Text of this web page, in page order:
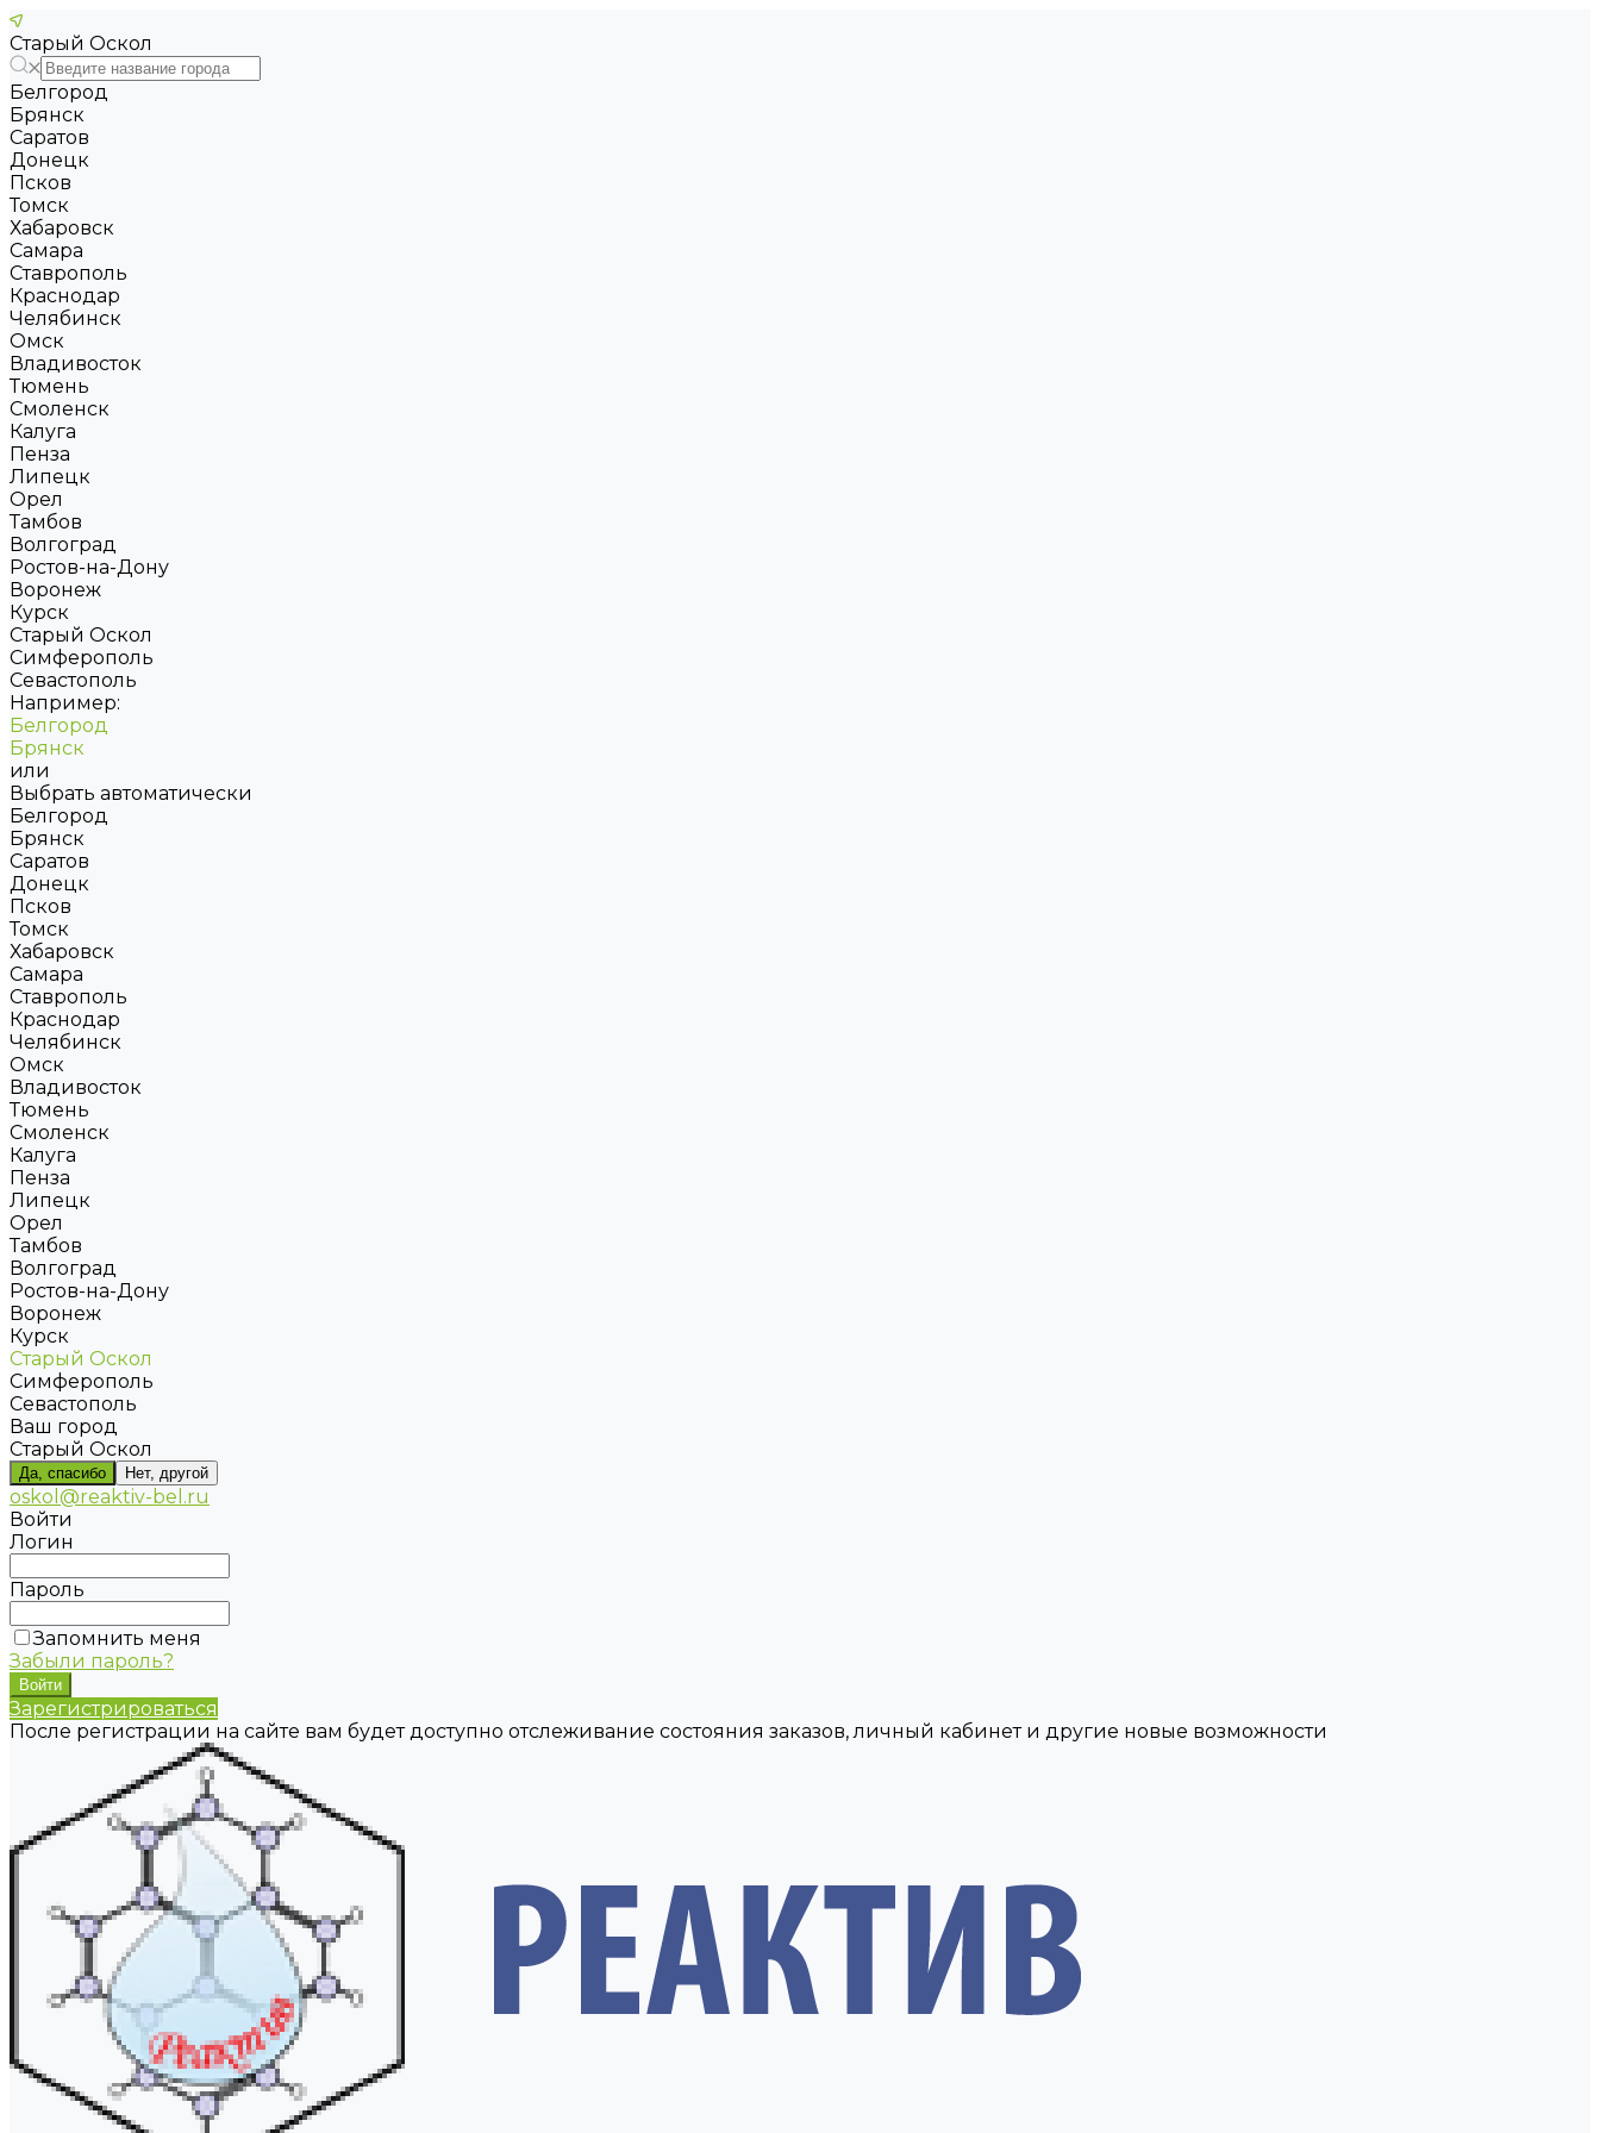
Старый Оскол
Белгород
Брянск
Саратов
Донецк
Псков
Томск
Хабаровск
Самара
Ставрополь
Краснодар
Челябинск
Омск
Владивосток
Тюмень
Смоленск
Калуга
Пенза
Липецк
Орел
Тамбов
Волгоград
Ростов-на-Дону
Воронеж
Курск
Старый Оскол
Симферополь
Севастополь
Например:
Белгород
Брянск
или
Выбрать автоматически
Белгород
Брянск
Саратов
Донецк
Псков
Томск
Хабаровск
Самара
Ставрополь
Краснодар
Челябинск
Омск
Владивосток
Тюмень
Смоленск
Калуга
Пенза
Липецк
Орел
Тамбов
Волгоград
Ростов-на-Дону
Воронеж
Курск
Старый Оскол
Симферополь
Севастополь
Ваш город
Старый Оскол
Да, спасибо Нет, другой
oskol@reaktiv-bel.ru
Войти
Логин
Пароль
Запомнить меня
Забыли пароль?
Зарегистрироваться
После регистрации на сайте вам будет доступно отслеживание состояния заказов, личный кабинет и другие новые возможности